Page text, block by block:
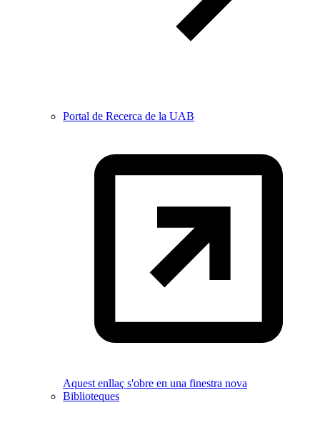
Portal de Recerca de la UAB
Aquest enllaç s'obre en una finestra nova
Biblioteques